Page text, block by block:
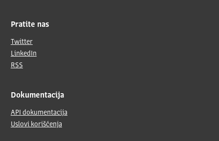
Pratite nas
Twitter
LinkedIn
RSS
Dokumentacija
API dokumentacija
Uslovi korišćenja